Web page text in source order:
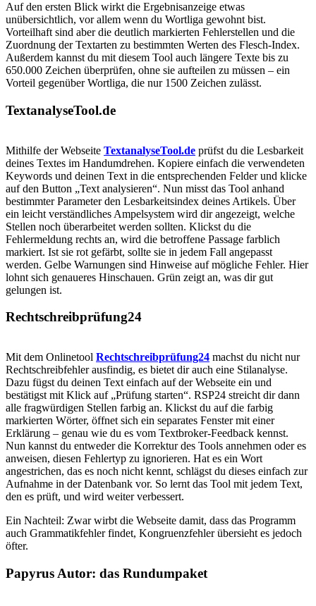
Auf den ersten Blick wirkt die Ergebnisanzeige etwas
unübersichtlich, vor allem wenn du Wortliga gewohnt bist.
Vorteilhaft sind aber die deutlich markierten Fehlerstellen und die
Zuordnung der Textarten zu bestimmten Werten des Flesch-Index.
Außerdem kannst du mit diesem Tool auch längere Texte bis zu
650.000 Zeichen überprüfen, ohne sie aufteilen zu müssen – ein
Vorteil gegenüber Wortliga, die nur 1500 Zeichen zulässt.
TextanalyseTool.de
Mithilfe der Webseite TextanalyseTool.de prüfst du die Lesbarkeit
deines Textes im Handumdrehen. Kopiere einfach die verwendeten
Keywords und deinen Text in die entsprechenden Felder und klicke
auf den Button „Text analysieren“. Nun misst das Tool anhand
bestimmter Parameter den Lesbarkeitsindex deines Artikels. Über
ein leicht verständliches Ampelsystem wird dir angezeigt, welche
Stellen noch überarbeitet werden sollten. Klickst du die
Fehlermeldung rechts an, wird die betroffene Passage farblich
markiert. Ist sie rot gefärbt, sollte sie in jedem Fall angepasst
werden. Gelbe Warnungen sind Hinweise auf mögliche Fehler. Hier
lohnt sich genaueres Hinschauen. Grün zeigt an, was dir gut
gelungen ist.
Rechtschreibprüfung24
Mit dem Onlinetool Rechtschreibprüfung24 machst du nicht nur
Rechtschreibfehler ausfindig, es bietet dir auch eine Stilanalyse.
Dazu fügst du deinen Text einfach auf der Webseite ein und
bestätigst mit Klick auf „Prüfung starten“. RSP24 streicht dir dann
alle fragwürdigen Stellen farbig an. Klickst du auf die farbig
markierten Wörter, öffnet sich ein separates Fenster mit einer
Erklärung – genau wie du es vom Textbroker-Feedback kennst.
Nun kannst du entweder die Korrektur des Tools annehmen oder es
anweisen, diesen Fehlertyp zu ignorieren. Hat es ein Wort
angestrichen, das es noch nicht kennt, schlägst du dieses einfach zur
Aufnahme in der Datenbank vor. So lernt das Tool mit jedem Text,
den es prüft, und wird weiter verbessert.
Ein Nachteil: Zwar wirbt die Webseite damit, dass das Programm
auch Grammatikfehler findet, Kongruenzfehler übersieht es jedoch
öfter.
Papyrus Autor: das Rundumpaket